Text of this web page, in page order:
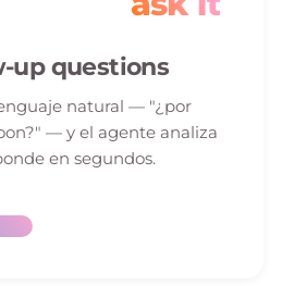
up questions
natural — "¿por
— y el agente analiza
en segundos.